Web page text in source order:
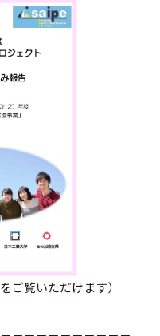
ご覧いただけます）